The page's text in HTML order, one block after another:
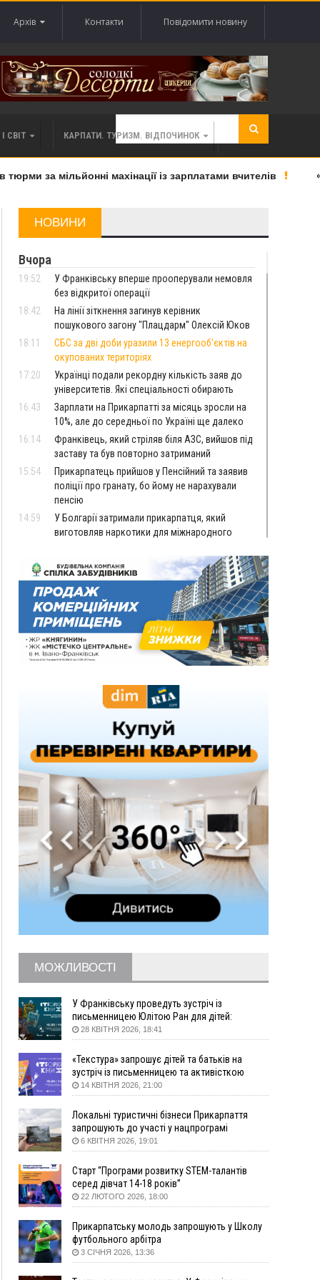
Архів Контакти Повідомити новину
СВІТ КАРПАТИ. ТУРИЗМ. ВІДПОЧИНОК
за мільйонні махінації із зарплатами вчителів
НОВИНИ
Вчора
19:52
У Франківську вперше прооперували немовля
без відкритої операції
18:42
На лінії зіткнення загинув керівник
пошукового загону "Плацдарм" Олексій Юков
18:11
СБС за дві доби уразили 13 енергооб'єктів на
окупованих територіях
17:20
Українці подали рекордну кількість заяв до
університетів. Які спеціальності обирають
16:43
Зарплати на Прикарпатті за місяць зросли на
10%, але до середньої по Україні ще далеко
16:14
Франківець, який стріляв біля АЗС, вийшов під
заставу та був повторно затриманий
15:54
Прикарпатець прийшов у Пенсійний та заявив
поліції про гранату, бо йому не нарахували
пенсію
14:59
У Болгарії затримали прикарпатця, який
виготовляв наркотики для міжнародного
14:47
Стефанішина отримала нову підозру. Їй
обирають запобіжний захід
14:02
«Пілот з Лондона» видурив у жительки
Коломийщини майже 64 тисячі гривень
13:13
У четвер на Прикарпатті очікується сильна
спека до 39°
13:00
На Снятинщині спіймали чоловіка, який зливав
У МОЗ змінили підхід до госпіталізації та
оновили правила роботи стаціонарів
На межі Прикарпаття і Тернопільщини невідомі
засипали русло Золотої Липи та облаштували
переправу
11:44
температурні рекорди
11:17
Росія вдарила по Харкову "Бандероллю": є
постраждалі, пошкоджено цивільне
підприємство
Верховний суд повернув державі 1,5 га лісу із
трьома ставками в Івано-Франківській
громаді
На Каскаді замість веж планують зробити
сквер з дитмайданчиком
09:09
35 цимбалістів на Говерлі встановили
Рекорд України
100 ДТП через нетверезих водіїв
08:08
рф масовано атакувала Київ та область: 14
загиблих, десятки постраждалих і пожежі
(фото, відео)
04 Серпня
19:49
«Коли я обернувся, ворог уже був у нашій
траншеї»: командир з Надвірної на псевдо
«Француз»
19:34
В міському озері Франківська втопився
18:45
Є висока потреба у кількох групах крові:
прикарпатців просять у серпні ставати
донорами
18:07
У Франківську звільнили водія маршрутки,
який зневажив і образив матір загиблого воїна
17:40
У горах на Прикарпатті з водоспаду впала
МОЖЛИВОСТІ
У Франківську проведуть зустріч із
письменницею Юлітою Ран для дітей:
говоритимуть про серію книг про Мавку
28 КВІТНЯ 2026, 18:41
«Текстура» запрошує дітей та батьків на
зустріч із письменницею та активісткою
Анною Повх
14 КВІТНЯ 2026, 21:00
Локальні туристичні бізнеси Прикарпаття
запрошують до участі у нацпрограмі
«Подорож до себе»
6 КВІТНЯ 2026, 19:01
Старт “Програми розвитку STEM-талантів
серед дівчат 14-18 років”
22 ЛЮТОГО 2026, 18:00
Прикарпатську молодь запрошують у Школу
футбольного арбітра
3 СІЧНЯ 2026, 13:36